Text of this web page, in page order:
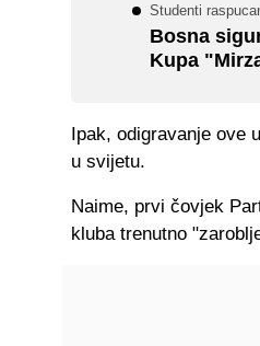
Studenti
Bosna
Kupa
Ipak, odigravanje ove
u svijetu.
Naime, prvi čovjek
kluba trenutno